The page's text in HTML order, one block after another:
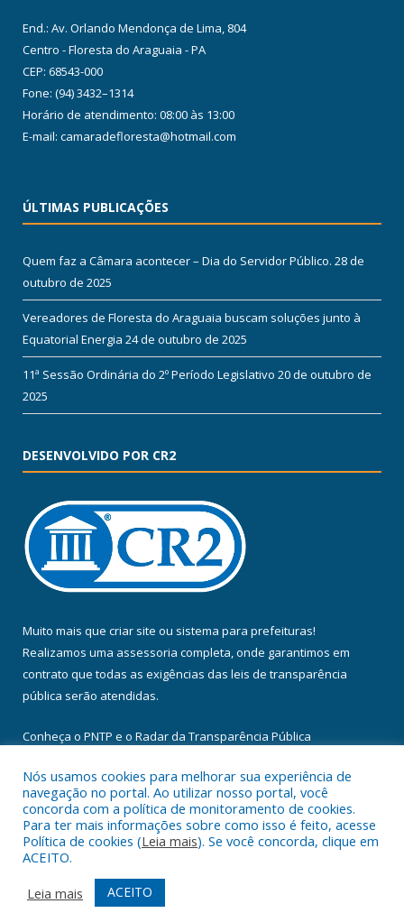
End.: Av. Orlando Mendonça de Lima, 804
Centro - Floresta do Araguaia - PA
CEP: 68543-000
Fone: (94) 3432–1314
Horário de atendimento: 08:00 às 13:00
E-mail: camaradefloresta@hotmail.com
ÚLTIMAS PUBLICAÇÕES
Quem faz a Câmara acontecer – Dia do Servidor Público. 28 de
outubro de 2025
Vereadores de Floresta do Araguaia buscam soluções junto à
Equatorial Energia 24 de outubro de 2025
11ª Sessão Ordinária do 2º Período Legislativo 20 de outubro de
2025
DESENVOLVIDO POR CR2
Muito mais que criar site ou sistema para prefeituras!
Realizamos uma assessoria completa, onde garantimos em
contrato que todas as exigências das leis de transparência
pública serão atendidas.
Conheça o PNTP e o Radar da Transparência Pública
Todos os direitos reservados a Câmara Municipal de Floresta do
Araguaia.
Mapa do Site
Acessar Área Administrativa
Acessar Webmail
Nós usamos cookies para melhorar sua experiência de
navegação no portal. Ao utilizar nosso portal, você
concorda com a política de monitoramento de cookies.
Para ter mais informações sobre como isso é feito, acesse
Política de cookies (Leia mais). Se você concorda, clique em
ACEITO.
Leia mais
ACEITO